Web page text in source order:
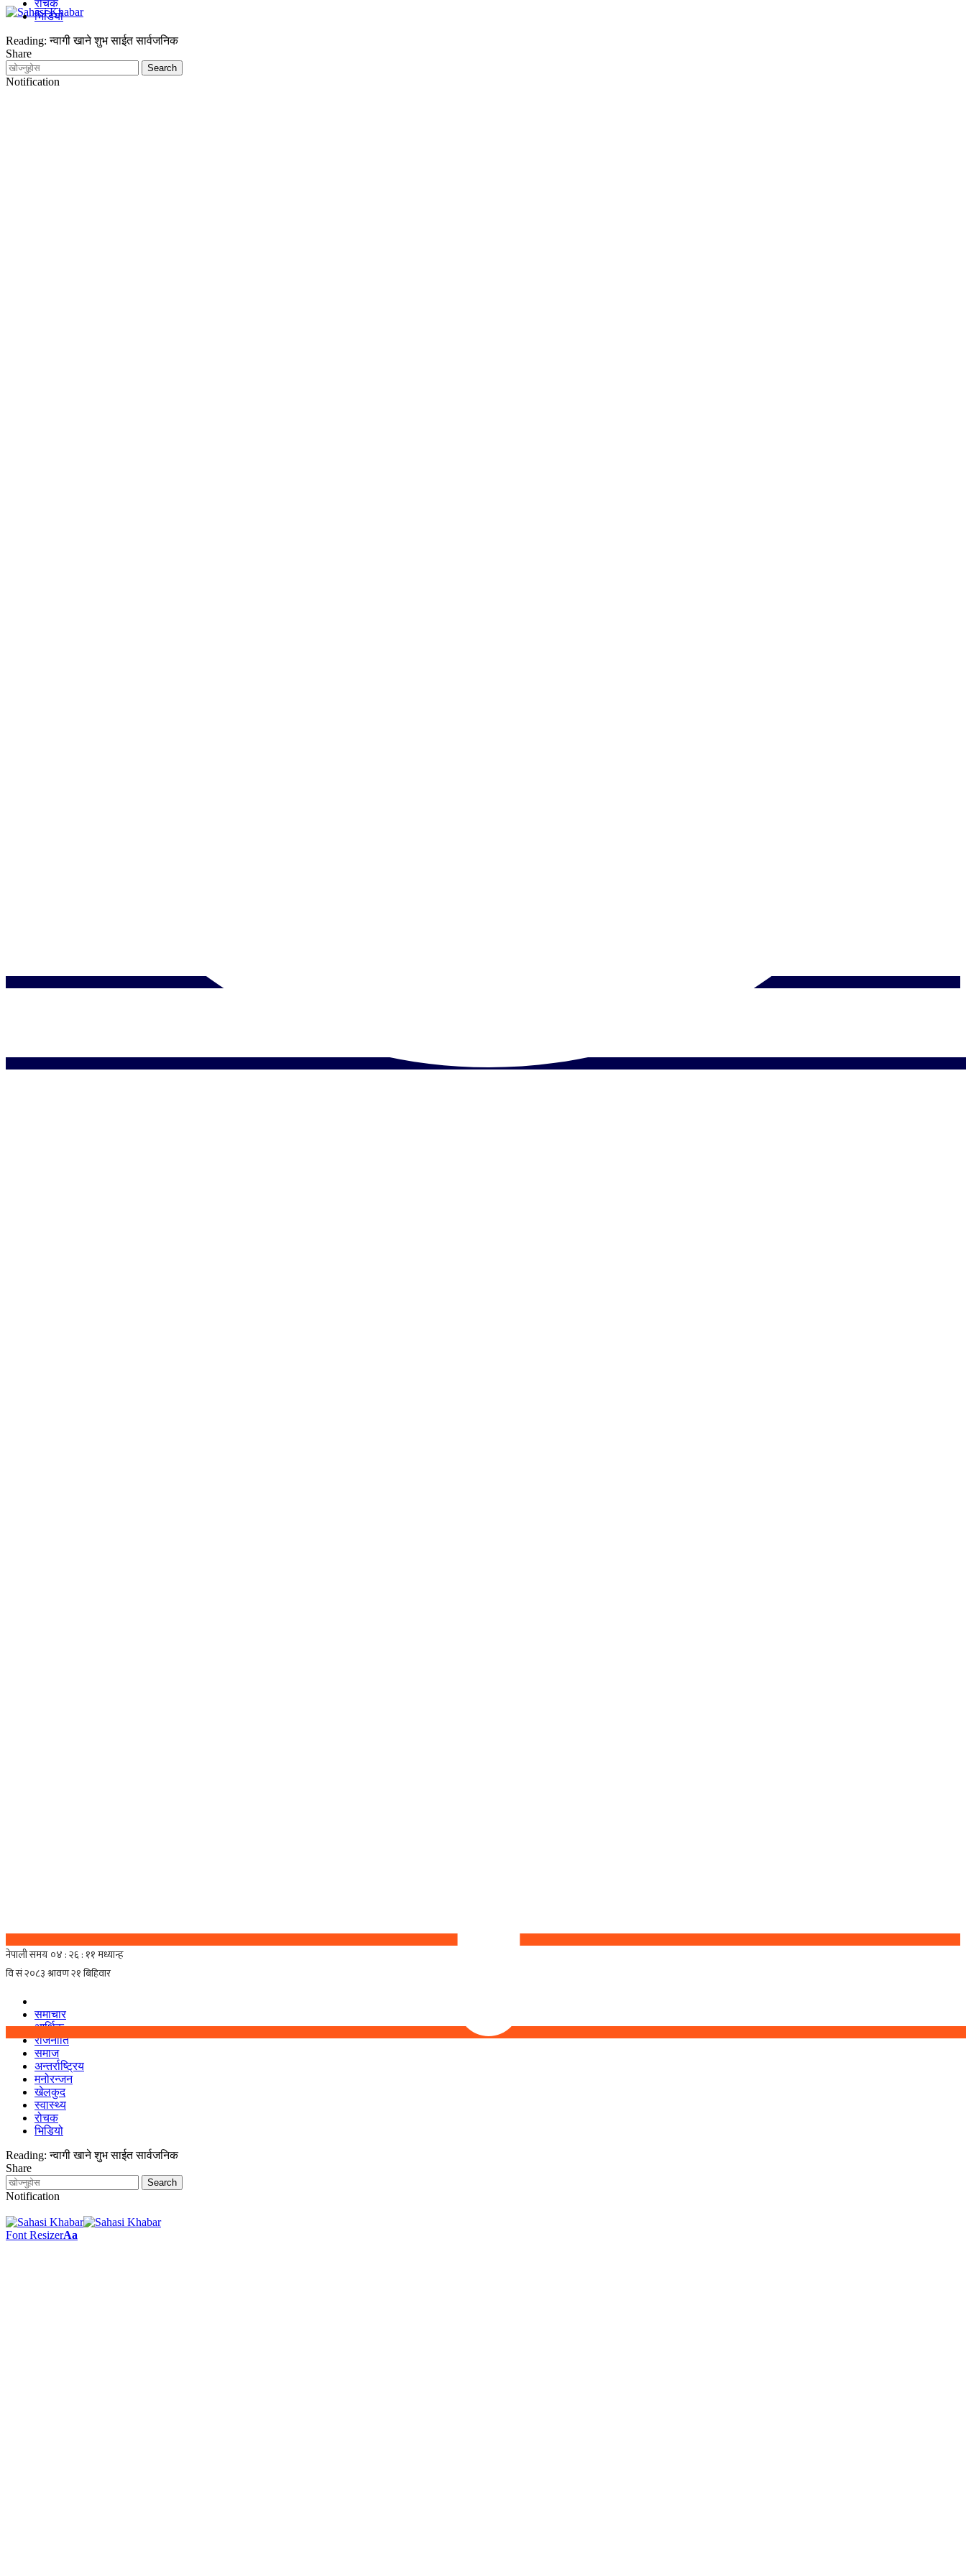
समाचार
आर्थिक
राजनीति
समाज
अन्तर्राष्ट्रिय
मनोरन्जन
खेलकुद
स्वास्थ्य
रोचक
भिडियो
Reading: न्वागी खाने शुभ साईत सार्वजनिक
Share
Notification
रोचक
भिडियो
Reading: न्वागी खाने शुभ साईत सार्वजनिक
Share
Notification
Font ResizerAa